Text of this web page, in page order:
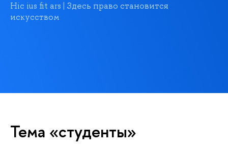
Hic ius fit ars | Здесь право становится
искусством
Тема «студенты»